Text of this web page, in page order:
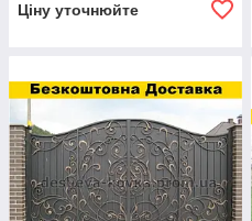
Ціну уточнюйте